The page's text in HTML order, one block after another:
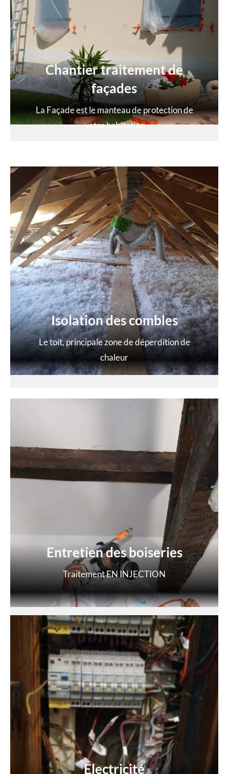
Chantier traitement de
façades
La Façade est le manteau de protection de
votre habitation
Isolation des combles
Le toit, principale zone de déperdition de
chaleur
Entretien des boiseries
Traitement EN INJECTION
Electricité